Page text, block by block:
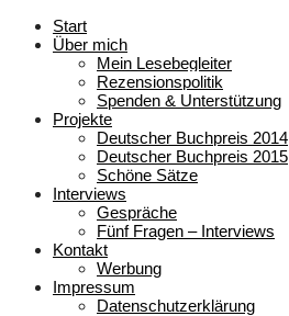
Start
Über mich
Mein Lesebegleiter
Rezensionspolitik
Spenden & Unterstützung
Projekte
Deutscher Buchpreis 2014
Deutscher Buchpreis 2015
Schöne Sätze
Interviews
Gespräche
Fünf Fragen – Interviews
Kontakt
Werbung
Impressum
Datenschutzerklärung